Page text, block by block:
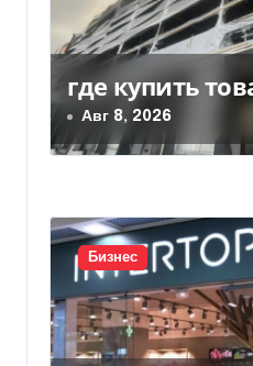
о
з
а
п
и
с
я
м
где купить
Авг 8, 2026
Бизнес